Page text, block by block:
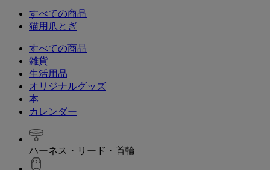
すべての商品
猫用爪とぎ
すべての商品
雑貨
生活用品
オリジナルグッズ
本
カレンダー
ハーネス・リード・首輪